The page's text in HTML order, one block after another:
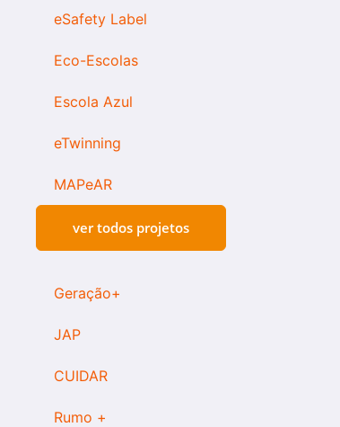
eSafety Label
Eco-Escolas
Escola Azul
eTwinning
MAPeAR
ver todos projetos
Geração+
JAP
CUIDAR
Rumo +